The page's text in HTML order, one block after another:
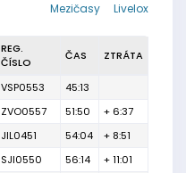
Livelox
Mezičasy
REG.
ČÍSLO
ČAS ZTRÁTA
VSP0553
45:13
ZVO0557 51:50
+ 6:37
JIL0451 54:04
+ 8:51
SJI0550 56:14
+ 11:01